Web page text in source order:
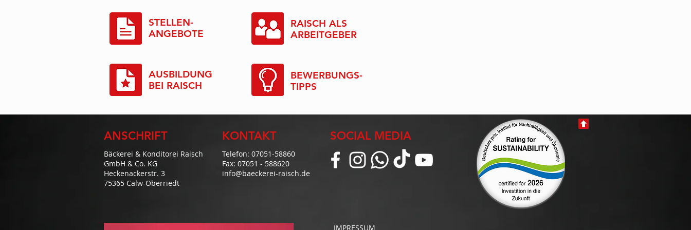
STELLEN-
ANGEBOTE
AUSBILDUNG
BEI RAISCH
RAISCH ALS
ARBEITGEBER
BEWERBUNGS-
TIPPS
ANSCHRIFT
Bäckerei & Konditorei Raisch
GmbH & Co. KG
Heckenackerstr. 3
75365 Calw-Oberriedt
KONTAKT
Telefon: 07051-58860
Fax: 07051 - 588620
info@baeckerei-raisch.de
SOCIAL MEDIA
IMPRESSUM